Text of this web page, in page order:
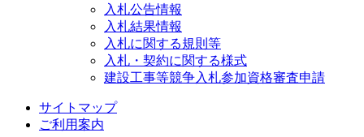
入札公告情報
入札結果情報
入札に関する規則等
入札・契約に関する様式
建設工事等競争入札参加資格審査申請
サイトマップ
ご利用案内